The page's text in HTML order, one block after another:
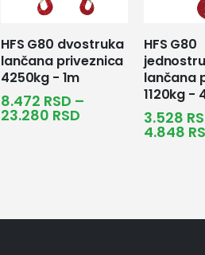
HFS G80 dvostruka
lančana priveznica
4250kg - 1m
8.472 RSD –
23.280 RSD
HFS G80
lančana
1120kg -
3.528
4.848